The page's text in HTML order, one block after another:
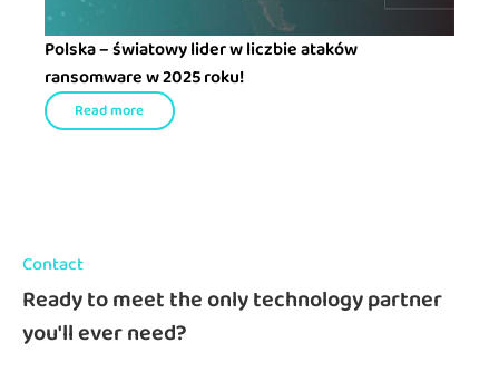
Polska – światowy lider w liczbie ataków
ransomware w 2025 roku!
Read more
Contact
Ready to meet the only technology partner
you'll ever need?